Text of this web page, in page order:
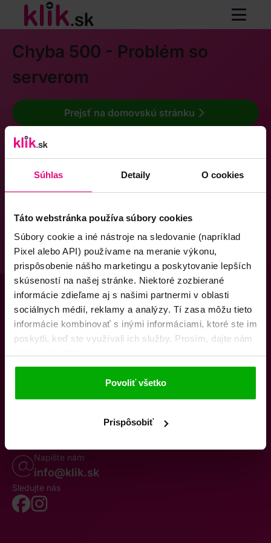
Súhlas Detaily O cookies
Táto webstránka používa súbory cookies
Súbory cookie a iné nástroje na sledovanie (napríklad
Pixel alebo API) používame na meranie výkonu,
prispôsobenie nášho marketingu a poskytovanie lepších
skúseností na našej stránke. Niektoré zozbierané
informácie zdieľame aj s našimi partnermi v oblasti
sociálnych médií, reklamy a analýzy. Tí zasa môžu tieto
informácie kombinovať s inými informáciami, ktoré ste im
poskytli, keď ste využívali ich služby. Prosím, dajte nám
Povoliť všetko
Prispôsobiť
Chyba 500 - Problém so
serverom
Prejsť na domovskú stránku
O násKontaktyK stiahnutiuObchodné podmienky
Odstúpenie od zmluvy
Oznámenie o cezhraničnej fúziiReklamačný poriadok
Volajte po–pia 8–19
Napište nám
info@klik.sk
Sledujte nás